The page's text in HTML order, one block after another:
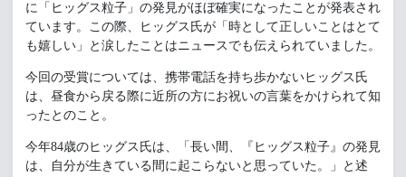
に「ヒッグス粒子」の発見がほぼ確実になったことが発表され
ています。この際、ヒッグス氏が「時として正しいことはとて
も嬉しい」と涙したことはニュースでも伝えられていました。
今回の受賞については、携帯電話を持ち歩かないヒッグス氏
は、昼食から戻る際に近所の方にお祝いの言葉をかけられて知
ったとのこと。
今年84歳のヒッグス氏は、「長い間、『ヒッグス粒子』の発見
は、自分が生きている間に起こらないと思っていた。」と述